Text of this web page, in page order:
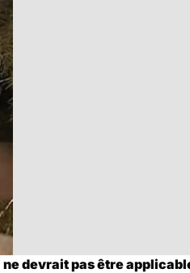
ne devrait pas être